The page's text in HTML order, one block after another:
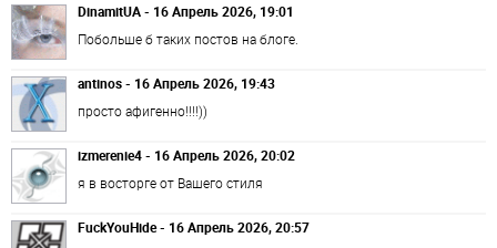
DinamitUA - 16 Апрель 2026, 19:01
Побольше б таких постов на блоге.
antinos - 16 Апрель 2026, 19:43
просто афигенно!!!!))
izmerenie4 - 16 Апрель 2026, 20:02
я в восторге от Вашего стиля
FuckYouHide - 16 Апрель 2026, 20:57